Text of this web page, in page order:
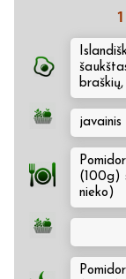
javainis
(100g)
nieko)